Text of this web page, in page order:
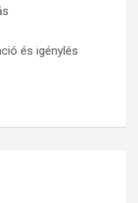
és igénylés